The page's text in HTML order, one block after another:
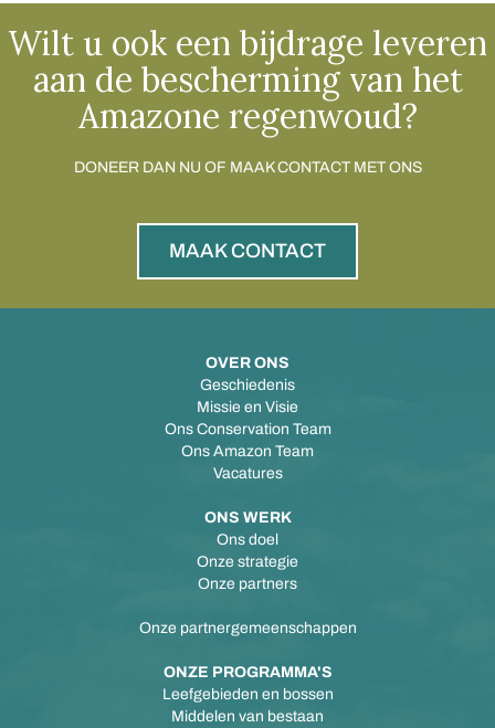
Wilt u ook een bijdrage leveren
aan de bescherming van het
Amazone regenwoud?
DONEER DAN NU OF MAAK CONTACT MET ONS
MAAK CONTACT
OVER ONS
Geschiedenis
Missie en Visie
Ons Conservation Team
Ons Amazon Team
Vacatures
ONS WERK
Ons doel
Onze strategie
Onze partners
Onze partnergemeenschappen
ONZE PROGRAMMA'S
Leefgebieden en bossen
Middelen van bestaan